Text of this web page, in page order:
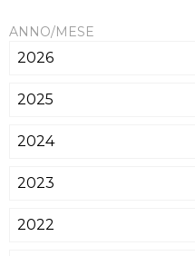
ANNO/MESE
2026
2025
2024
2023
2022